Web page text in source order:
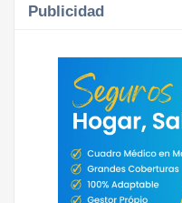
Publicidad